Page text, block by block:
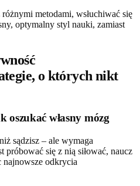
metodami, wsłuchiwać się
optymalny styl nauki, zamiast
o których nikt
własny mózg
sądzisz – ale wymaga
próbować się z nią siłować, naucz
odkrycia